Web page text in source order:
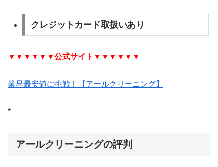
クレジットカード取扱いあり
▼▼▼▼▼▼公式サイト ▼▼▼▼▼▼
業界最安値に挑戦！【アールクリーニング】
*
アールクリーニングの評判